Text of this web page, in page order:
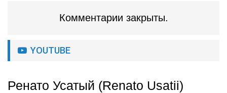
Комментарии закрыты.
YOUTUBE
Ренато Усатый (Renato Usatii)